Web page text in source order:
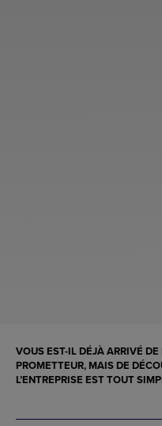
VOUS EST-IL DÉJÀ ARRIVÉ
PROMETTEUR, MAIS DE
L’ENTREPRISE EST TOUT